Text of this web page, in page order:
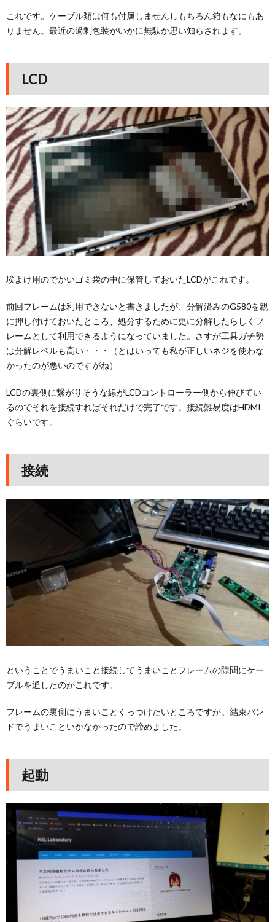
これです。ケーブル類は何も付属しませんしもちろん箱もなにもあ
りません。最近の過剰包装がいかに無駄か思い知らされます。
LCD
埃よけ用のでかいゴミ袋の中に保管しておいたLCDがこれです。
前回フレームは利用できないと書きましたが、分解済みのG580を親
に押し付けておいたところ、処分するために更に分解したらしくフ
レームとして利用できるようになっていました。さすが工具ガチ勢
は分解レベルも高い・・・（とはいっても私が正しいネジを使わな
かったのが悪いのですがね）
LCDの裏側に繋がりそうな線がLCDコントローラー側から伸びてい
るのでそれを接続すればそれだけで完了です。接続難易度はHDMI
ぐらいです。
接続
ということでうまいこと接続してうまいことフレームの隙間にケー
ブルを通したのがこれです。
フレームの裏側にうまいことくっつけたいところですが。結束バン
ドでうまいこといかなかったので諦めました。
起動